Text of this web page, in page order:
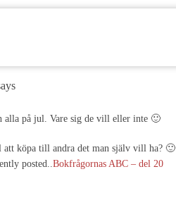
alla på jul. Vare sig de vill eller inte 🙂
köpa till andra det man själv vill ha? 🙂
posted..Bokfrågornas ABC – del 20